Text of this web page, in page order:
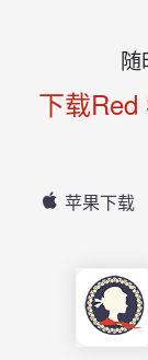
随
下载
苹果下载